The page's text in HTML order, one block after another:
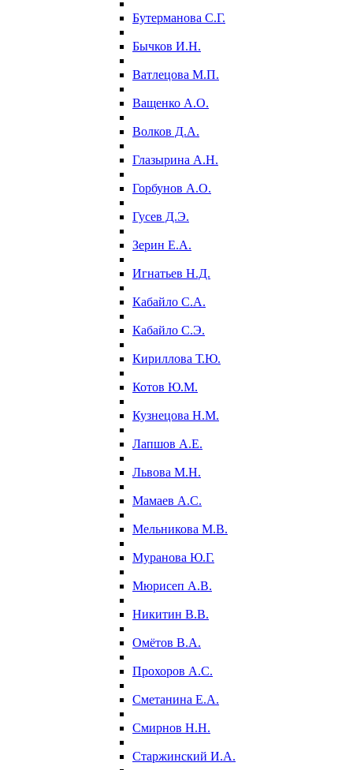
Бутерманова С.Г.
Бычков И.Н.
Ватлецова М.П.
Ващенко А.О.
Волков Д.А.
Глазырина А.Н.
Горбунов А.О.
Гусев Д.Э.
Зерин Е.А.
Игнатьев Н.Д.
Кабайло С.А.
Кабайло С.Э.
Кириллова Т.Ю.
Котов Ю.М.
Кузнецова Н.М.
Лапшов А.Е.
Львова М.Н.
Мамаев А.С.
Мельникова М.В.
Муранова Ю.Г.
Мюрисеп А.В.
Никитин В.В.
Омётов В.А.
Прохоров А.С.
Сметанина Е.А.
Смирнов Н.Н.
Старжинский И.А.